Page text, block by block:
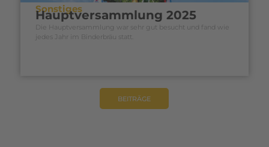
Sonstiges
Hauptversammlung 2025
Die Hauptversammlung war sehr gut besucht und fand wie
jedes Jahr im Binderbräu statt.
BEITRÄGE